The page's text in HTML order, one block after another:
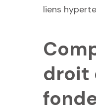
liens
droit